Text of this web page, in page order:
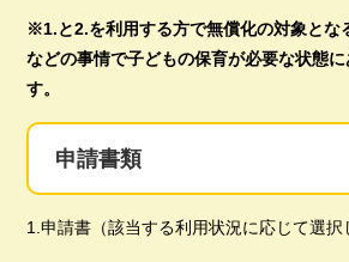
※1.と2.を利用する方で無償化の対象とな
などの事情で子どもの保育が必要な状態
す。
申請書類
1.申請書（該当する利用状況に応じて選択